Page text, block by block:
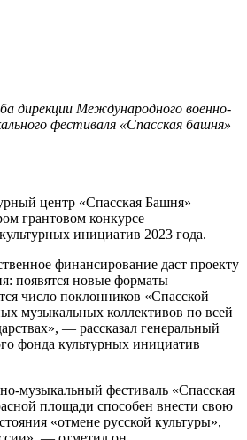
дирекции Международного военно-
фестиваля «Спасская башня»
центр «Спасская Башня»
грантовом конкурсе
инициатив 2023 года.
финансирование даст проекту
появятся новые форматы
число поклонников «Спасской
музыкальных коллективов по всей
— рассказал генеральный
фонда культурных инициатив
музыкальный фестиваль «Спасская
площади способен внести свою
«отмене русской культуры»,